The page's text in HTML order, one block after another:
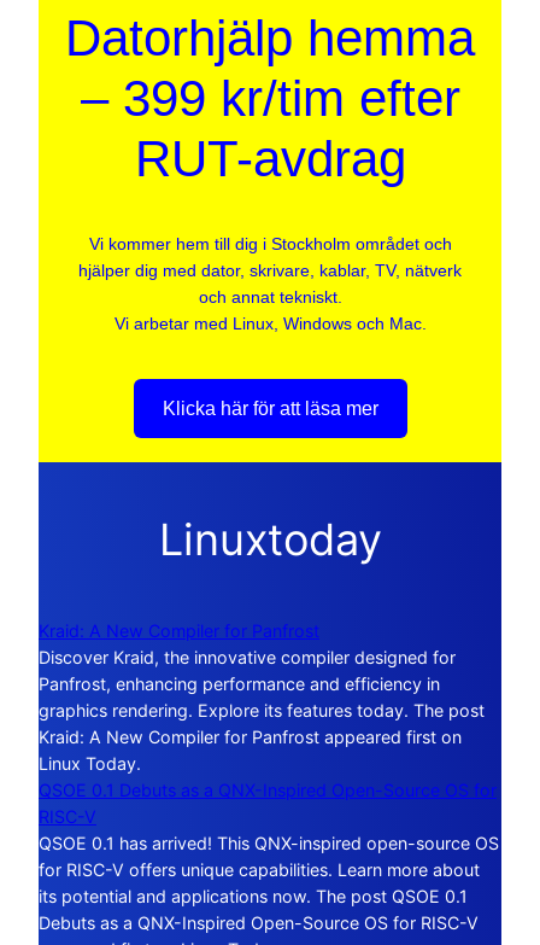
Datorhjälp hemma
– 399 kr/tim efter
RUT-avdrag
Vi kommer hem till dig i Stockholm området och
hjälper dig med dator, skrivare, kablar, TV, nätverk
och annat tekniskt.
Vi arbetar med Linux, Windows och Mac.
Klicka här för att läsa mer
Linuxtoday
Kraid: A New Compiler for Panfrost
Discover Kraid, the innovative compiler designed for
Panfrost, enhancing performance and efficiency in
graphics rendering. Explore its features today. The post
Kraid: A New Compiler for Panfrost appeared first on
Linux Today.
QSOE 0.1 Debuts as a QNX-Inspired Open-Source OS for
RISC-V
QSOE 0.1 has arrived! This QNX-inspired open-source OS
for RISC-V offers unique capabilities. Learn more about
its potential and applications now. The post QSOE 0.1
Debuts as a QNX-Inspired Open-Source OS for RISC-V